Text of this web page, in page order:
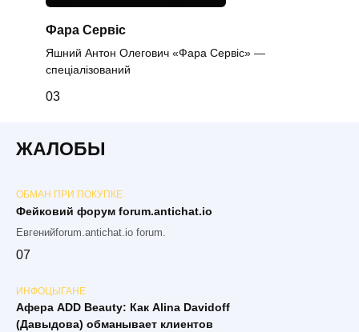
Фара Сервіс
Яшний Антон Олегович «Фара Сервіс» —
спеціалізований
03
ЖАЛОБЫ
ОБМАН ПРИ ПОКУПКЕ
Фейковий форум forum.antichat.io
Евгенийforum.antichat.io forum.
07
ИНФОЦЫГАНЕ
Афера ADD Beauty: Как Alina Davidoff
(Давыдова) обманывает клиентов